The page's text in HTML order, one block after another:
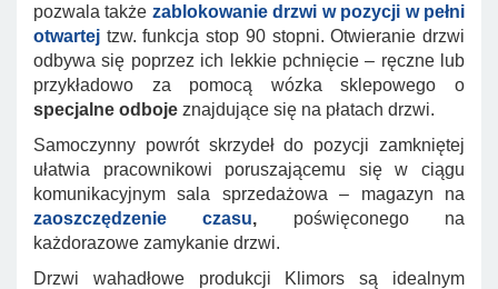
pozwala także zablokowanie drzwi w pozycji w pełni
otwartej tzw. funkcja stop 90 stopni.Otwieranie drzwi
odbywa się poprzez ich lekkie pchnięcie – ręczne lub
przykładowo za pomocą wózka sklepowego o
specjalne odboje znajdujące się na płatach drzwi.
Samoczynny powrót skrzydeł do pozycji zamkniętej
ułatwia pracownikowi poruszającemu się w ciągu
komunikacyjnym sala sprzedażowa – magazyn na
zaoszczędzenie czasu, poświęconego na
każdorazowe zamykanie drzwi.
Drzwi wahadłowe produkcji Klimors są idealnym